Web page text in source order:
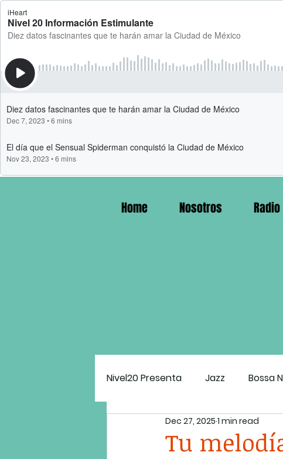
Home Nosotros Radio
Nivel20 Presenta Jazz Bossa
Estado Mental N20 El Groove
Tu
Dec 27, 2025 1 min read